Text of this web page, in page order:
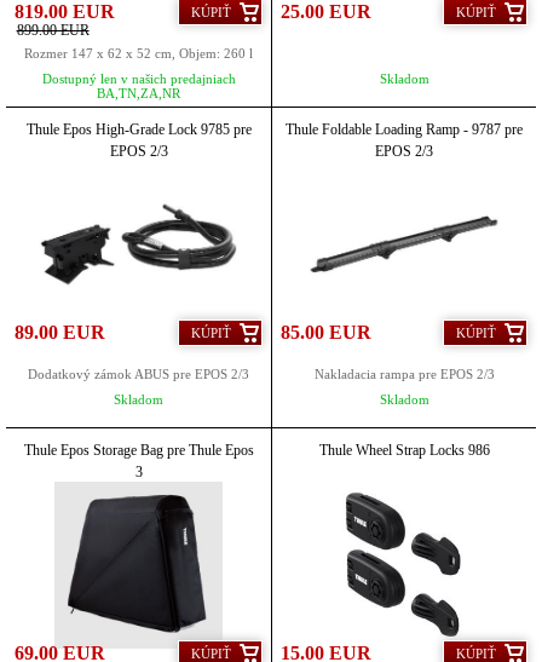
819.00 EUR
899.00 EUR
KÚPIŤ
Rozmer 147 x 62 x 52 cm, Objem: 260 l
Dostupný len v našich predajniach
BA,TN,ZA,NR
25.00 EUR KÚPIŤ
Skladom
Thule Epos High-Grade Lock 9785 pre
EPOS 2/3
89.00 EUR KÚPIŤ
Dodatkový zámok ABUS pre EPOS 2/3
Skladom
Thule Foldable Loading Ramp - 9787 pre
EPOS 2/3
85.00 EUR KÚPIŤ
Nakladacia rampa pre EPOS 2/3
Skladom
Thule Epos Storage Bag pre Thule Epos
3
69.00 EUR KÚPIŤ
Thule Wheel Strap Locks 986
15.00 EUR KÚPIŤ